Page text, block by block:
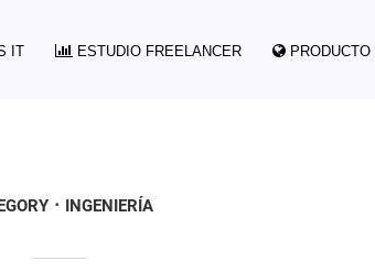
IT ESTUDIO FREELANCER PRODUCTO
INGENIERÍA